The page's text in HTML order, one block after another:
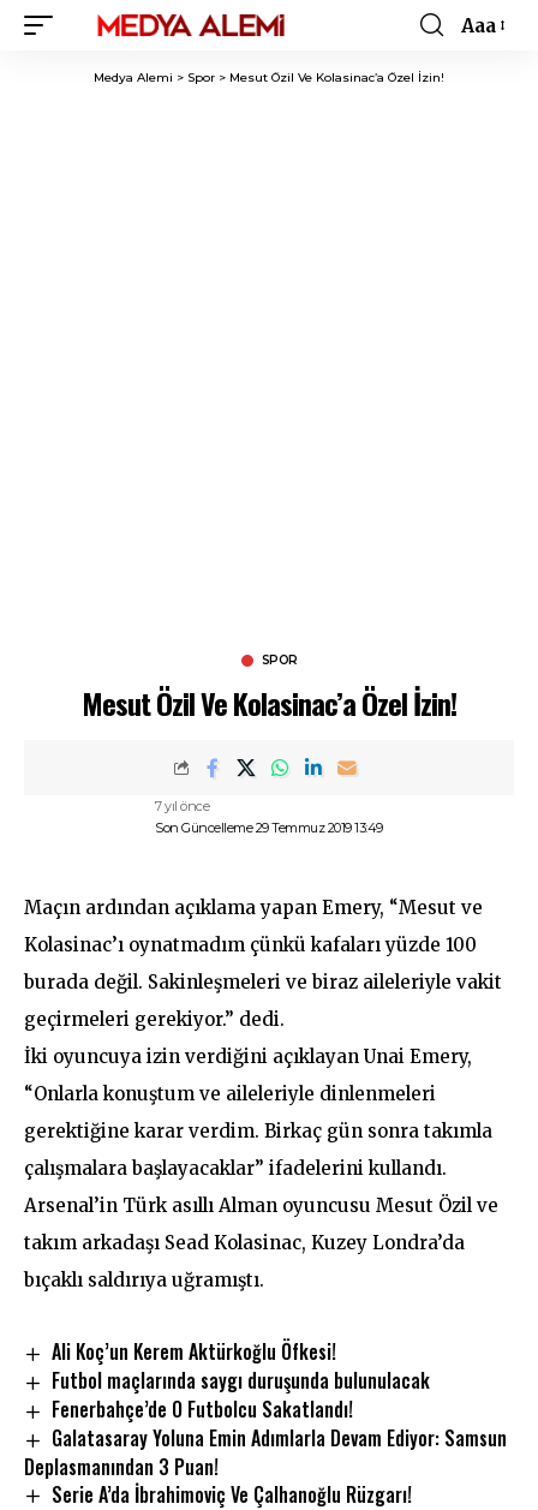
Font
Aaa
Medya Alemi > Spor > Mesut Özil Ve Kolasinac’a Özel İzin!
SPOR
Mesut Özil Ve Kolasinac’a Özel İzin!
Son Güncelleme 29 Temmuz 2019 13:49
7 yıl önce
Maçın ardından açıklama yapan Emery, “Mesut ve
Kolasinac’ı oynatmadım çünkü kafaları yüzde 100
burada değil. Sakinleşmeleri ve biraz aileleriyle vakit
geçirmeleri gerekiyor.” dedi.
İki oyuncuya izin verdiğini açıklayan Unai Emery,
“Onlarla konuştum ve aileleriyle dinlenmeleri
gerektiğine karar verdim. Birkaç gün sonra takımla
çalışmalara başlayacaklar” ifadelerini kullandı.
Arsenal’in Türk asıllı Alman oyuncusu Mesut Özil ve
takım arkadaşı Sead Kolasinac, Kuzey Londra’da
bıçaklı saldırıya uğramıştı.
Ali Koç’un Kerem Aktürkoğlu Öfkesi!
Futbol maçlarında saygı duruşunda bulunulacak
Fenerbahçe’de O Futbolcu Sakatlandı!
Galatasaray Yoluna Emin Adımlarla Devam Ediyor: Samsun
Deplasmanından 3 Puan!
Serie A’da İbrahimoviç Ve Çalhanoğlu Rüzgarı!